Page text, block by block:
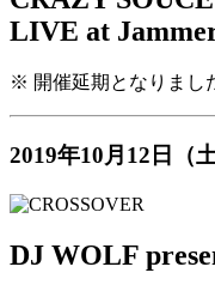
LIVE at
※ 開催延期となりまし
2019年10月12日（土
DJ WOLF